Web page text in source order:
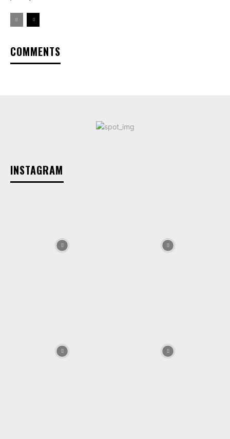
COMMENTS
INSTAGRAM